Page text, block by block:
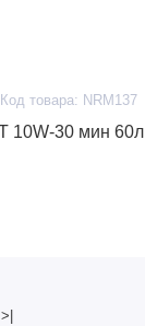
Код товара: NRM137
NORD OIL 4Т 10W-30 мин 60л
>|